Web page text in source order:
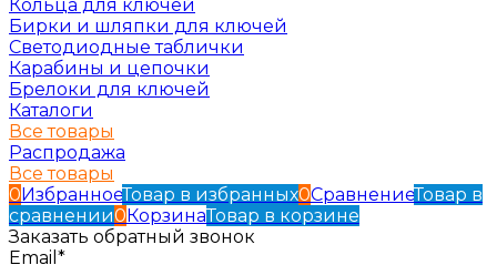
Кольца для ключей
Бирки и шляпки для ключей
Светодиодные таблички
Карабины и цепочки
Брелоки для ключей
Каталоги
Все товары
Распродажа
Все товары
0ИзбранноеТовар в избранных0СравнениеТовар в
сравнении0КорзинаТовар в корзине
Заказать обратный звонок
Email*